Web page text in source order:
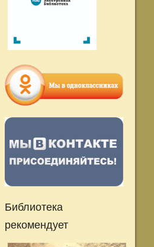
Библиотека
рекомендует